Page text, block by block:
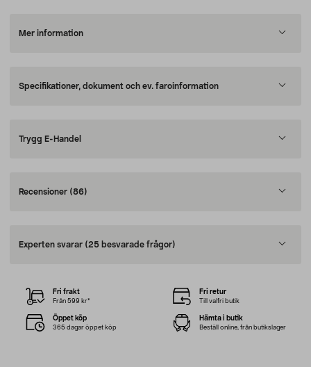
Mer information
Specifikationer, dokument och ev. faroinformation
Trygg E-Handel
Recensioner (86)
Experten svarar (25 besvarade frågor)
Fri frakt
Från 599 kr*
Fri retur
Till valfri butik
Öppet köp
365 dagar öppet köp
Hämta i butik
Beställ online, från butikslager